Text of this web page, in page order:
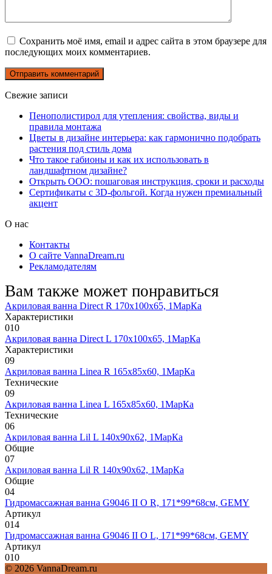
Сохранить моё имя, email и адрес сайта в этом браузере для
последующих моих комментариев.
Свежие записи
Пенополистирол для утепления: свойства, виды и
правила монтажа
Цветы в дизайне интерьера: как гармонично подобрать
растения под стиль дома
Что такое габионы и как их использовать в
ландшафтном дизайне?
Открыть ООО: пошаговая инструкция, сроки и расходы
Сертификаты с 3D-фольгой. Когда нужен премиальный
акцент
О нас
Контакты
О сайте VannaDream.ru
Рекламодателям
Вам также может понравиться
Акриловая ванна Direct R 170х100х65, 1МарКа
Характеристики
010
Акриловая ванна Direct L 170х100х65, 1МарКа
Характеристики
09
Акриловая ванна Linea R 165х85х60, 1МарКа
Технические
09
Акриловая ванна Linea L 165х85х60, 1МарКа
Технические
06
Акриловая ванна Lil L 140х90х62, 1МарКа
Общие
07
Акриловая ванна Lil R 140х90х62, 1МарКа
Общие
04
Гидромассажная ванна G9046 II O R, 171*99*68см, GEMY
Артикул
014
Гидромассажная ванна G9046 II O L, 171*99*68см, GEMY
Артикул
010
© 2026 VannaDream.ru